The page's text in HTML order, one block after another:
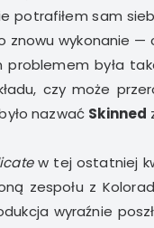
potrafiłem sam
znowu wykonanie
była
czy może
nazwać Skinned
w tej ostatniej
zespołu z
wyraźnie